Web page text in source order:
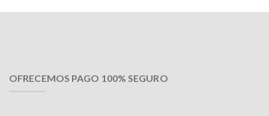
OFRECEMOS PAGO 100% SEGURO